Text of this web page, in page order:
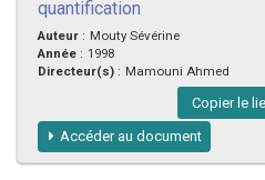
quantification
Auteur : Mouty Sévérine
Année : 1998
Directeur(s) : Mamouni Ahmed
Copier le
Accéder au document